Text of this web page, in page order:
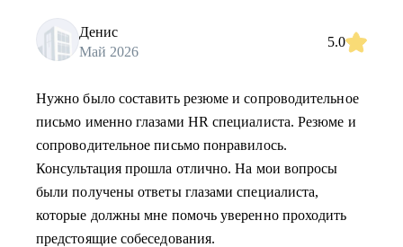
Денис
Май 2026
5.0
Нужно было составить резюме и сопроводительное
письмо именно глазами HR специалиста. Резюме и
сопроводительное письмо понравилось.
Консультация прошла отлично. На мои вопросы
были получены ответы глазами специалиста,
которые должны мне помочь уверенно проходить
предстоящие собеседования.